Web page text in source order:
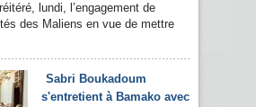
lundi, l’engagement de
des Maliens en vue de mettre
Sabri Boukadoum
s'entretient à Bamako avec